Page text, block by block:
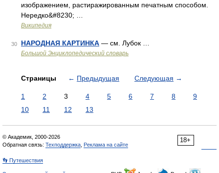
изображением, растиражированным печатным способом.
Нередко&#8230; …
Википедия
30 НАРОДНАЯ КАРТИНКА — см. Лубок …
Большой Энциклопедический словарь
Страницы ← Предыдущая Следующая →
1 2 3 4 5 6 7 8
9
10
11 12 13
18+
© Академик, 2000-2026
Обратная связь: Техподдержка Реклама на сайте
👣 Путешествия